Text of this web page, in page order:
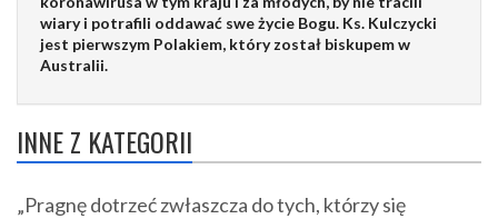
wiary i potrafili oddawać swe życie Bogu. Ks. Kulczycki
jest pierwszym Polakiem, który został biskupem w
Australii.
INNE Z KATEGORII
„Pragnę dotrzeć zwłaszcza do tych, którzy się